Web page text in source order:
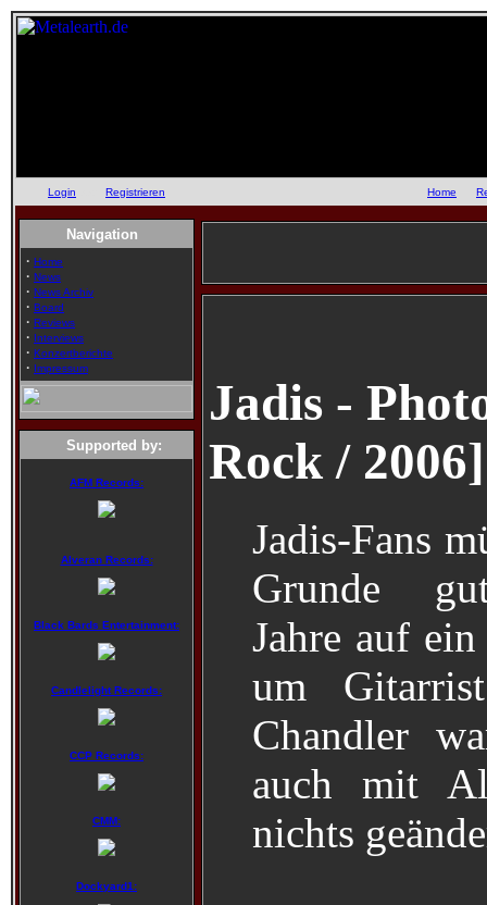
Login Registrieren Home
Navigation
· Home
· News
· News Archiv
· Board
· Reviews
· Interviews
· Konzertberichte
· Impressum
Supported by:
AFM Records:
Alveran Records:
Black Bards Entertainment:
Candlelight Records:
CCP Records:
CMM:
Dockyard1:
Jadis -
Rock / 2006]
Jadis-Fans
Grunde
Jahre auf
um
Chandler
auch mit
nichts